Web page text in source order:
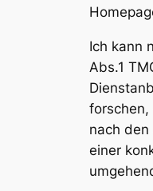
Ich kann
Abs.1
forschen,
nach
einer